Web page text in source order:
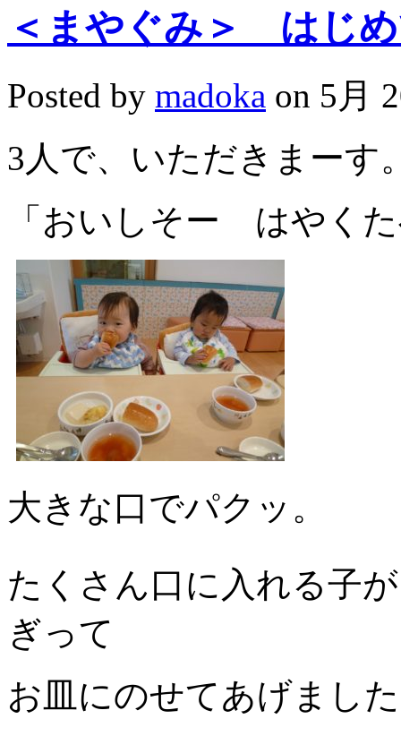
＜まやぐみ＞ はじ
Posted by madoka on 5月
3人で、いただきまーす
「おいしそー はやく
大きな口でパクッ。
たくさん口に入れる子
ぎって
お皿にのせてあげまし